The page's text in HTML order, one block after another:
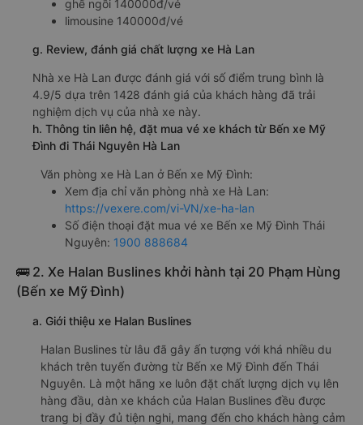
ghế ngồi 140000đ/vé
limousine 140000đ/vé
g. Review, đánh giá chất lượng xe Hà Lan
Nhà xe Hà Lan được đánh giá với số điểm trung bình là
4.9/5 dựa trên 1428 đánh giá của khách hàng đã trải
nghiệm dịch vụ của nhà xe này.
h. Thông tin liên hệ, đặt mua vé xe khách từ Bến xe Mỹ
Đình đi Thái Nguyên Hà Lan
Văn phòng xe Hà Lan ở Bến xe Mỹ Đình:
Xem địa chỉ văn phòng nhà xe Hà Lan:
https://vexere.com/vi-VN/xe-ha-lan
Số điện thoại đặt mua vé xe Bến xe Mỹ Đình Thái
Nguyên: 1900 888684
🚌 2. Xe Halan Buslines khởi hành tại 20 Phạm Hùng
(Bến xe Mỹ Đình)
a. Giới thiệu xe Halan Buslines
Halan Buslines từ lâu đã gây ấn tượng với khá nhiều du
khách trên tuyến đường từ Bến xe Mỹ Đình đến Thái
Nguyên. Là một hãng xe luôn đặt chất lượng dịch vụ lên
hàng đầu, dàn xe khách của Halan Buslines đều được
trang bị đầy đủ tiện nghi, mang đến cho khách hàng cảm